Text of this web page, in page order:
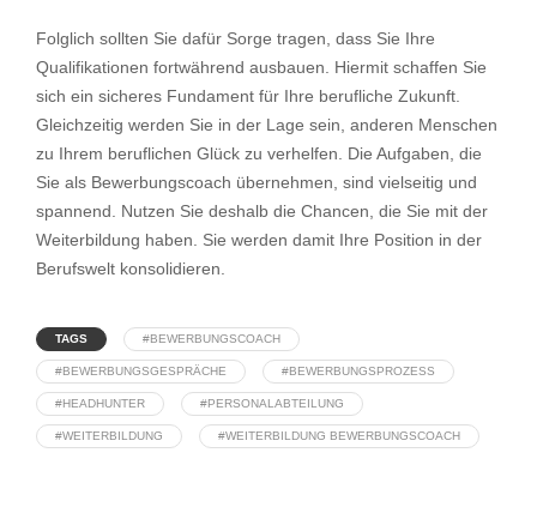
Folglich sollten Sie dafür Sorge tragen, dass Sie Ihre
Qualifikationen fortwährend ausbauen. Hiermit schaffen Sie
sich ein sicheres Fundament für Ihre berufliche Zukunft.
Gleichzeitig werden Sie in der Lage sein, anderen Menschen
zu Ihrem beruflichen Glück zu verhelfen. Die Aufgaben, die
Sie als Bewerbungscoach übernehmen, sind vielseitig und
spannend. Nutzen Sie deshalb die Chancen, die Sie mit der
Weiterbildung haben. Sie werden damit Ihre Position in der
Berufswelt konsolidieren.
TAGS #BEWERBUNGSCOACH
#BEWERBUNGSGESPRÄCHE #BEWERBUNGSPROZESS
#HEADHUNTER #PERSONALABTEILUNG
#WEITERBILDUNG #WEITERBILDUNG BEWERBUNGSCOACH